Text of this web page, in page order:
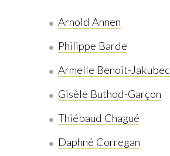
Arnold Annen
Philippe Barde
Armelle Benoit-Jakubec
Gisèle Buthod-Garçon
Thiébaud Chagué
Daphné Corregan